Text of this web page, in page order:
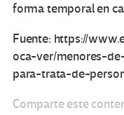
forma temporal en
Fuente: https://
oca-ver/menores-
para-trata-de-
Comparte este